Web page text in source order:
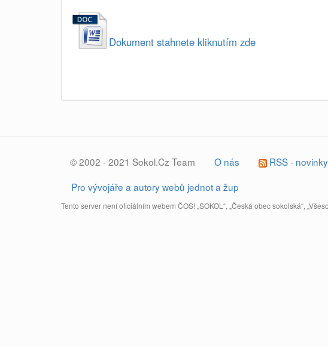
Dokument stahnete kliknutím zde
© 2002 - 2021 Sokol.Cz Team O nás RSS - novinky
Pro vývojáře a autory webů jednot a žup
Tento server není oficiálním webem ČOS! „SOKOL“, „Česká obec sokolská“,